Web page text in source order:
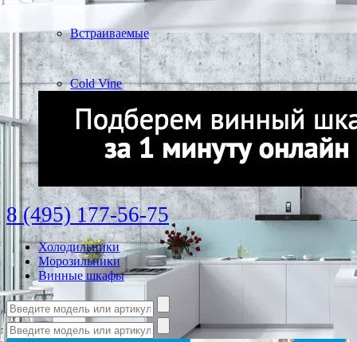
Встраиваемые
Cold Vine
8 (495) 177-56-75
Холодильники
Морозильники
Винные шкафы